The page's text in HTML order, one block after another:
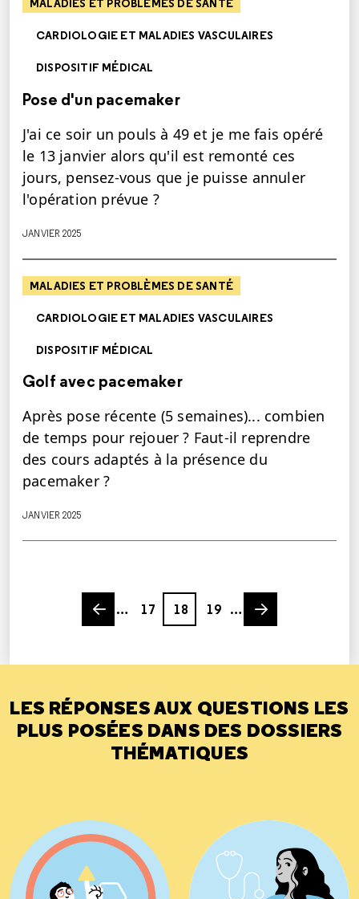
MALADIES ET PROBLÈMES DE SANTÉ
CARDIOLOGIE ET MALADIES VASCULAIRES
DISPOSITIF MÉDICAL
Pose d'un pacemaker
J'ai ce soir un pouls à 49 et je me fais opéré
le 13 janvier alors qu'il est remonté ces
jours, pensez-vous que je puisse annuler
l'opération prévue ?
JANVIER 2025
MALADIES ET PROBLÈMES DE SANTÉ
CARDIOLOGIE ET MALADIES VASCULAIRES
DISPOSITIF MÉDICAL
Golf avec pacemaker
Après pose récente (5 semaines)... combien
de temps pour rejouer ? Faut-il reprendre
des cours adaptés à la présence du
pacemaker ?
JANVIER 2025
Previous page
…
17
Page
18
19 …
Next page
LES RÉPONSES AUX QUESTIONS LES
PLUS POSÉES DANS DES DOSSIERS
THÉMATIQUES